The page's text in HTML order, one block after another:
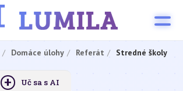
Domáce úlohy Referát Stredné školy
+ Uč sa s AI